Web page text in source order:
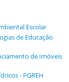
Escolar
de Educação
de Imóveis
- PGREH